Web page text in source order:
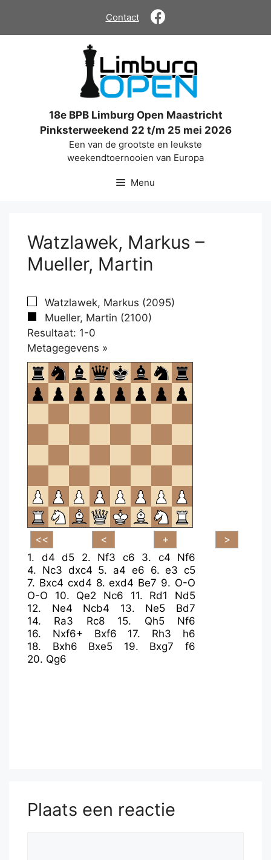
de
Contact
18e BPB Limburg Open Maastricht
Pinksterweekend 22 t/m 25 mei 2026
Een van de grootste en leukste
weekendtoernooien van Europa
Menu
Watzlawek, Markus –
Mueller, Martin
Watzlawek, Markus (2095)
Mueller, Martin (2100)
Resultaat: 1-0
Metagegevens »
om
te
openen.
1. d4 d5 2. Nf3 c6 3. c4
Nf6
4. Nc3 dxc4 5. a4 e6 6.e3 c5
7. Bxc4 cxd4 8.exd4 Be7 9. O-O
O-O
10. Qe2 Nc6 11. Rd1
Nd5
12. Ne4 Ncb4 13. Ne5
Bd7
14. Ra3 Rc8 15. Qh5
Nf6
16. Nxf6+ Bxf6 17. Rh3
h6
18. Bxh6 Bxe5 19. Bxg7
f6
20. Qg6
Plaats een reactie